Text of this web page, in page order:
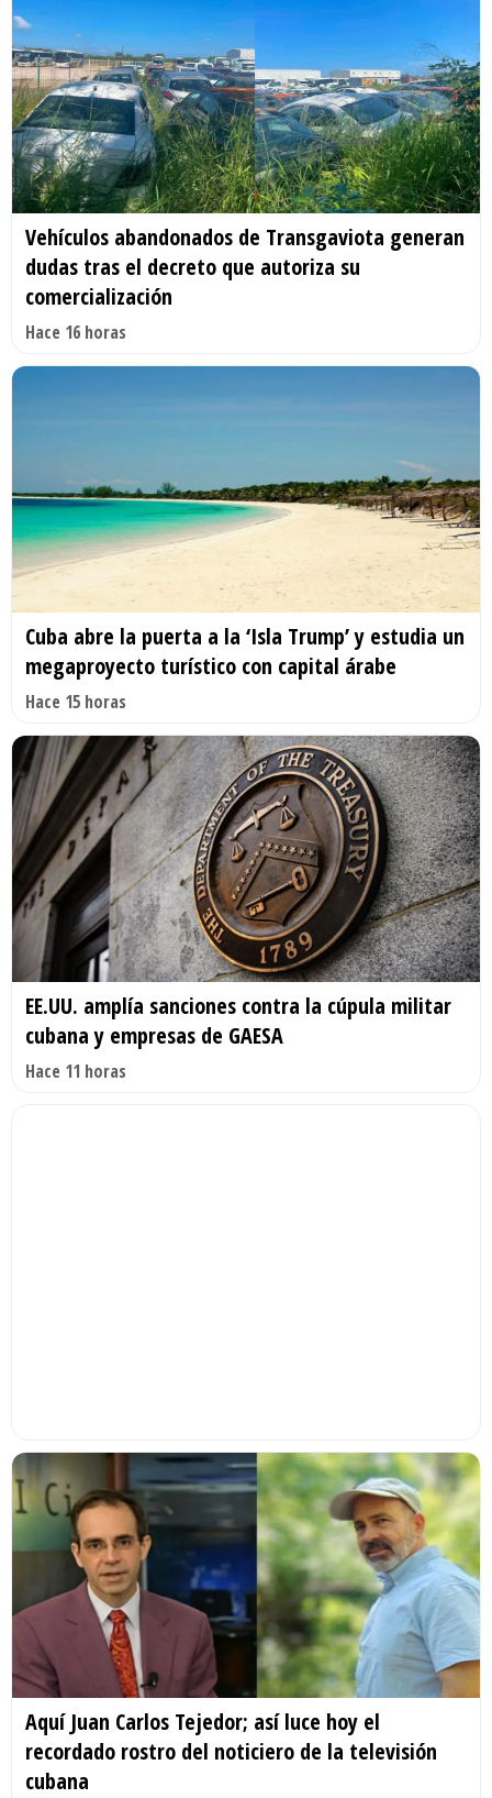
Vehículos abandonados de Transgaviota generan
dudas tras el decreto que autoriza su
comercialización
Hace 16 horas
Cuba abre la puerta a la ‘Isla Trump’ y estudia un
megaproyecto turístico con capital árabe
Hace 15 horas
EE.UU. amplía sanciones contra la cúpula militar
cubana y empresas de GAESA
Hace 11 horas
Aquí Juan Carlos Tejedor; así luce hoy el
recordado rostro del noticiero de la televisión
cubana